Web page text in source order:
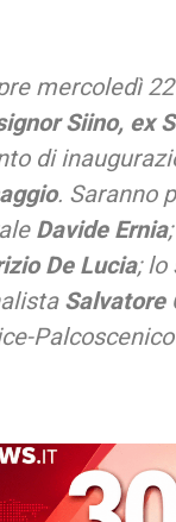
mercoledì
Siino, ex
di
. Saranno
Davide Ernia
De Lucia; lo
Salvatore